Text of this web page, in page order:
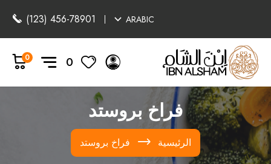
ARABIC
(123) 456-78901
0
0
فراخ بروستد
الرئيسية فراخ بروستد